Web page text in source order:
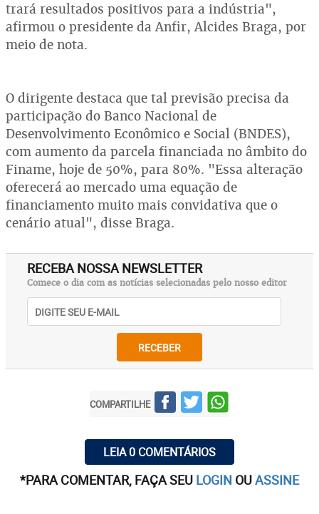
trará resultados positivos para a indústria",
afirmou o presidente da Anfir, Alcides Braga, por
meio de nota.
O dirigente destaca que tal previsão precisa da
participação do Banco Nacional de
Desenvolvimento Econômico e Social (BNDES),
com aumento da parcela financiada no âmbito do
Finame, hoje de 50%, para 80%. "Essa alteração
oferecerá ao mercado uma equação de
financiamento muito mais convidativa que o
cenário atual", disse Braga.
RECEBA NOSSA NEWSLETTER
Comece o dia com as notícias selecionadas pelo nosso editor
RECEBER
COMPARTILHE
LEIA 0 COMENTÁRIOS
*PARA COMENTAR, FAÇA SEU LOGIN OUASSINE